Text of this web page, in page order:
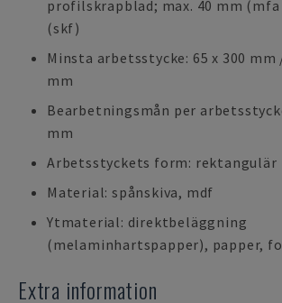
profilskrapblad; max. 40 mm (mfa
(skf)
Minsta arbetsstycke: 65 x 300 mm
mm
Bearbetningsmån per
mm
Arbetsstyckets form: rektangulär
Material: spånskiva, mdf
Ytmaterial: direktbeläggning
(melaminhartspapper), papper,
Extra information